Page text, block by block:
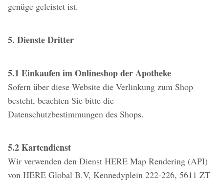
genüge geleistet ist.
5. Dienste Dritter
5.1 Einkaufen im Onlineshop der Apotheke
Sofern über diese Website die Verlinkung zum Shop
besteht, beachten Sie bitte die
Datenschutzbestimmungen des Shops.
5.2 Kartendienst
Wir verwenden den Dienst HERE Map Rendering (API)
von HERE Global B.V, Kennedyplein 222-226, 5611 ZT